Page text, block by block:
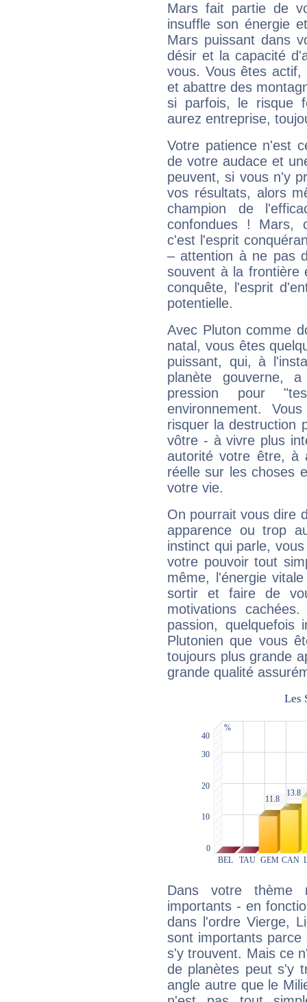
Mars fait partie de
insuffle son énergie
Mars puissant dans
désir et la capacité
vous. Vous êtes
et abattre des
si parfois, le risque
aurez entreprise,
Votre patience n'est
de votre audace et
peuvent, si vous n'y
vos résultats, alors
champion de
confondues ! Mars,
c'est l'esprit
– attention à ne pas
souvent à la frontière
conquête, l'esprit
potentielle.
Avec Pluton comme
natal, vous êtes
puissant, qui, à
planète gouverne,
pression pour
environnement.
risquer la destruction
vôtre - à vivre plus
autorité votre être, à
réelle sur les choses
votre vie.
On pourrait vous dire
apparence ou trop
instinct qui parle,
votre pouvoir tout
même, l'énergie
sortir et faire de
motivations
passion, quelquefois
Plutonien que vous
toujours plus grande
grande qualité
Dans votre thème
importants - en
dans l'ordre Vierge,
sont importants parce
s'y trouvent. Mais ce
de planètes peut s'y
angle autre que le